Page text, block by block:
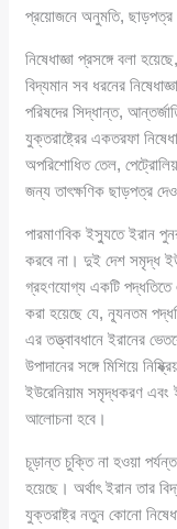
প্রয়োজনে অনুমতি, ছাড়পত্র
নিষেধাজ্ঞা প্রসঙ্গে বলা
বিদ্যমান সব ধরনের
পরিষদের সিদ্ধান্ত,
যুক্তরাষ্ট্রের একতরফা
অপরিশোধিত তেল,
জন্য তাৎক্ষণিক ছাড়পত্র
পারমাণবিক ইস্যুতে ইরান
করবে না। দুই দেশ সমৃদ্ধ
গ্রহণযোগ্য একটি পদ্ধতিতে
করা হয়েছে যে, ন্যূনতম
এর তত্ত্বাবধানে ইরানের
উপাদানের সঙ্গে মিশিয়ে
ইউরেনিয়াম সমৃদ্ধকরণ এবং
আলোচনা হবে।
চূড়ান্ত চুক্তি না হওয়া
হয়েছে। অর্থাৎ ইরান তার
যুক্তরাষ্ট্র নতুন কোনো